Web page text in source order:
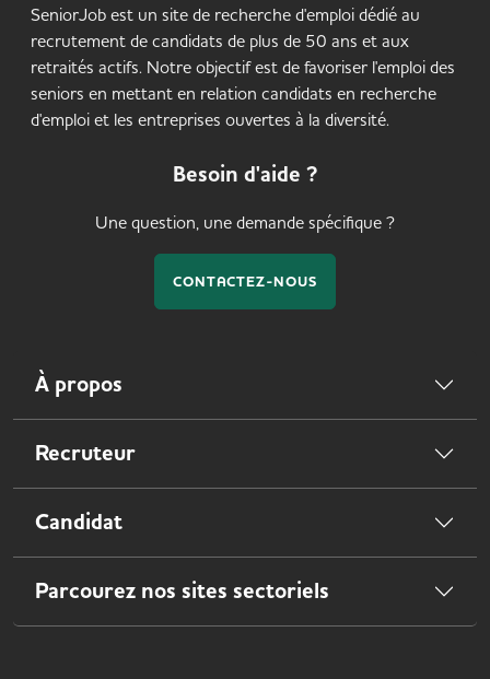
SeniorJob est un site de recherche d'emploi dédié au
recrutement de candidats de plus de 50 ans et aux
retraités actifs. Notre objectif est de favoriser l'emploi des
seniors en mettant en relation candidats en recherche
d'emploi et les entreprises ouvertes à la diversité.
Besoin d'aide ?
Une question, une demande spécifique ?
CONTACTEZ-NOUS
À propos
Recruteur
Candidat
Parcourez nos sites sectoriels